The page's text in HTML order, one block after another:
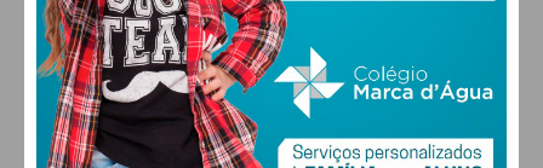
FARMACIAS DE SERVIÇO EM PAÇOS DE
FERREIRA